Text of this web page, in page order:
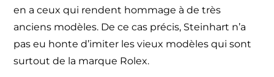
en a ceux qui rendent hommage à de très
anciens modèles. De ce cas précis, Steinhart n’a
pas eu honte d’imiter les vieux modèles qui sont
surtout de la marque Rolex.